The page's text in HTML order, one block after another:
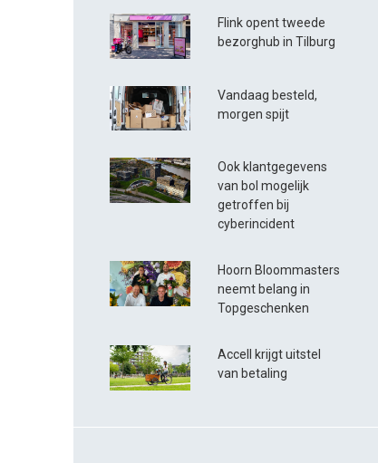
Flink opent tweede
bezorghub in Tilburg
Vandaag besteld,
morgen spijt
Ook klantgegevens
van bol mogelijk
getroffen bij
cyberincident
Hoorn Bloommasters
neemt belang in
Topgeschenken
Accell krijgt uitstel
van betaling